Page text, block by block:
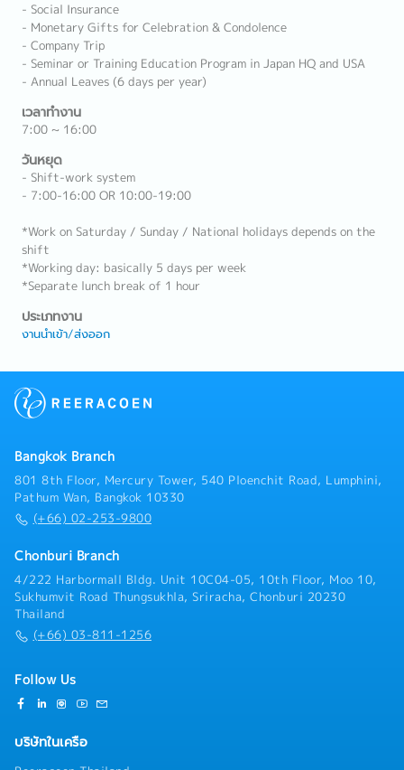
- Social Insurance
- Monetary Gifts for Celebration & Condolence
- Company Trip
- Seminar or Training Education Program in Japan HQ and USA
- Annual Leaves (6 days per year)
เวลาทำงาน
7:00 ~ 16:00
วันหยุด
- Shift-work system
- 7:00-16:00 OR 10:00-19:00
*Work on Saturday / Sunday / National holidays depends on the
shift
*Working day: basically 5 days per week
*Separate lunch break of 1 hour
ประเภทงาน
งานนำเข้า/ส่งออก
Bangkok Branch
801 8th Floor, Mercury Tower, 540 Ploenchit Road, Lumphini,
Pathum Wan, Bangkok 10330
(+66) 02-253-9800
Chonburi Branch
4/222 Harbormall Bldg. Unit 10C04-05, 10th Floor, Moo 10,
Sukhumvit Road Thungsukhla, Sriracha, Chonburi 20230
Thailand
(+66) 03-811-1256
Follow Us
บริษัทในเครือ